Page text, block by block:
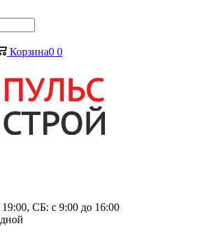
Корзина0 0
СБ: с 9:00 до 16:00